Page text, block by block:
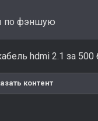
по фэншую
hdmi 2.1 за 500
контент